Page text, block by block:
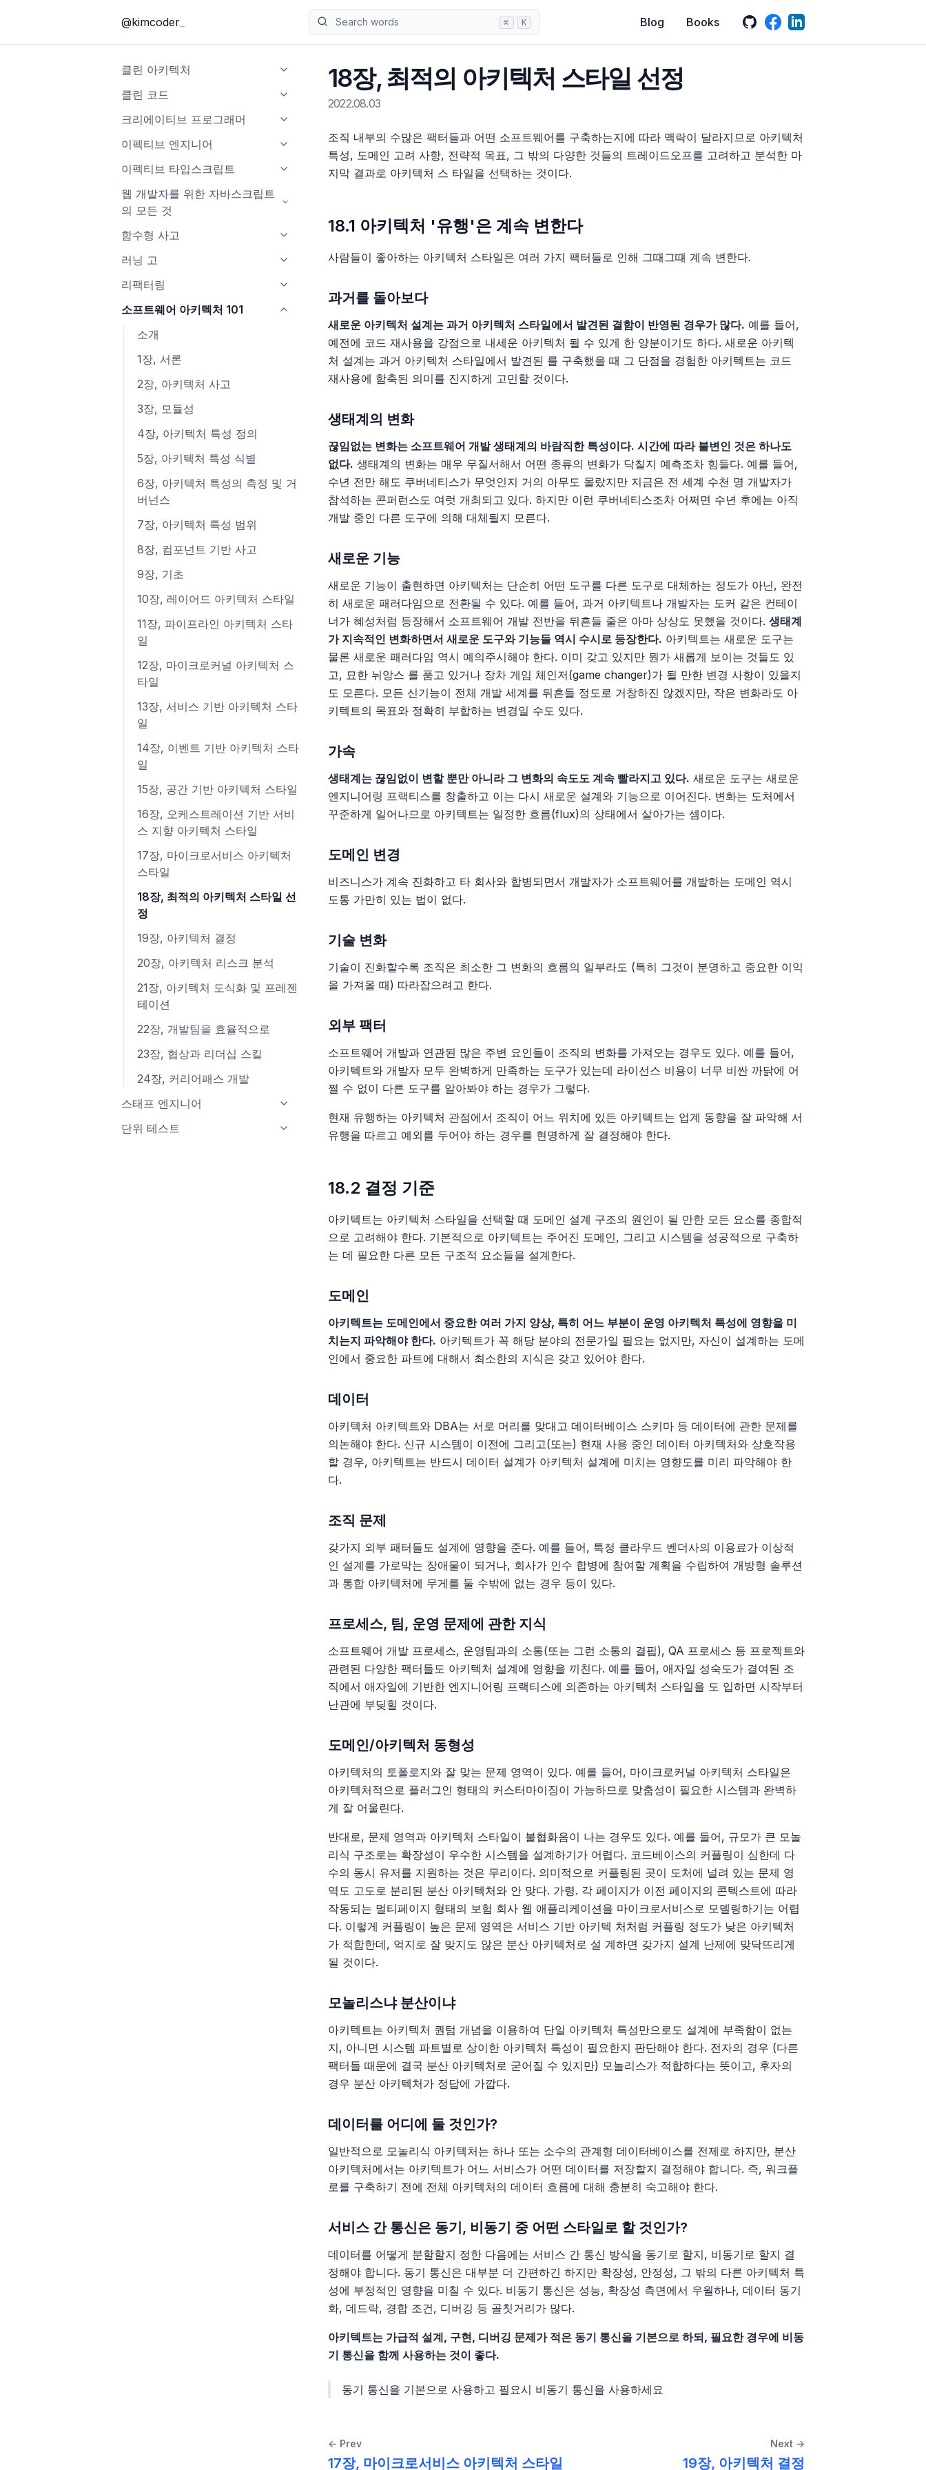
@kimcoder Search words ⌘ K Blog Books GitHubLinkedInFacebook
클린 아키텍처
래밍 패러다임
3부, 설계 원칙
4부, 컴포넌트 원칙
클린 코드
4장, 주석
5장, 형식 맞추기
6장, 객체와 자료 구조
7장, 오류 처리
8장, 경계
9장, 단위테스트
10장, 클래스
11장, 시스템
12장, 창발성
크리에이티브 프로그래머
3장 커뮤니케이션
4장 제약 조건
5장 비판적 사고
6장 호기심
7장 창의적 마인드셋
8장 창의적 기법
이펙티브 엔지니어
2부, 실행, 실행, 실행
3부, 장기적인 가치를 구축하라
이펙티브 타입스크립트
2장 타입스크립트의 타입 시스템
3장 타입 추론
4장 타입 설계
5장 any 다루기
6장 타입 선언과 @types
7장 코드를 작성하고 실행하기
웹 개발자를 위한 자바스크립트
의 모든 것
리고 그 이후의 새로운 장난감
2장 블록 스코프 선언: let과
const
3장 새로운 함수 기능
4장 클래스
5장 새로운 객체 기능
6장 이터러블, 이터레이터, for-
터
7장 디스트럭처링
8장 프라미스
너레이터
10장 템플릿, 태그 함수, 새로운
문자열 함수
11장 새로운 배열 함수, 타입이 있
12장 맵과 세트
13장 모듈
14장 리플렉션-리플렉트과 프록
시
15장 정규 표현식 업데이트
16장 공유 메모리
함수형 사고
2장, 전환
러닝 고
2장 기본 데이터 타입과 선언
10장 Go의 동시성
리팩터링
9장, 데이터 조직화
10장, 조건부 로직 간소화
11장, API 리팩터링
12장, 상속 다루기
소프트웨어 아키텍처 101
소개
1장, 서론
2장, 아키텍처 사고
3장, 모듈성
4장, 아키텍처 특성 정의
5장, 아키텍처 특성 식별
6장, 아키텍처 특성의 측정 및 거
버넌스
7장, 아키텍처 특성 범위
8장, 컴포넌트 기반 사고
9장, 기초
10장, 레이어드 아키텍처 스타일
11장, 파이프라인 아키텍처 스타
일
12장, 마이크로커널 아키텍처 스
타일
13장, 서비스 기반 아키텍처 스타
일
14장, 이벤트 기반 아키텍처 스타
일
15장, 공간 기반 아키텍처 스타일
16장, 오케스트레이션 기반 서비
스 지향 아키텍처 스타일
17장, 마이크로서비스 아키텍처
스타일
18장, 최적의 아키텍처 스타일 선
정
19장, 아키텍처 결정
20장, 아키텍처 리스크 분석
21장, 아키텍처 도식화 및 프레젠
테이션
22장, 개발팀을 효율적으로
23장, 협상과 리더십 스킬
24장, 커리어패스 개발
스태프 엔지니어
단위 테스트
18장, 최적의 아키텍처 스타일 선정
2022.08.03
조직 내부의 수많은 팩터들과 어떤 소프트웨어를 구축하는지에 따라 맥락이 달라지므로 아키텍처
특성, 도메인 고려 사항, 전략적 목표, 그 밖의 다양한 것들의 트레이드오프를 고려하고 분석한 마
지막 결과로 아키텍처 스 타일을 선택하는 것이다.
18.1 아키텍처 '유행'은 계속 변한다
사람들이 좋아하는 아키텍처 스타일은 여러 가지 팩터들로 인해 그때그떄 계속 변한다.
과거를 돌아보다
새로운 아키텍처 설계는 과거 아키텍처 스타일에서 발견된 결함이 반영된 경우가 많다. 예를 들어,
예전에 코드 재사용을 강점으로 내세운 아키텍처 될 수 있게 한 양분이기도 하다. 새로운 아키텍
처 설계는 과거 아키텍처 스타일에서 발견된 를 구축했을 때 그 단점을 경험한 아키텍트는 코드
재사용에 함축된 의미를 진지하게 고민할 것이다.
생태계의 변화
끊임없는 변화는 소프트웨어 개발 생태계의 바람직한 특성이다. 시간에 따라 불변인 것은 하나도
없다. 생태계의 변화는 매우 무질서해서 어떤 종류의 변화가 닥칠지 예측조차 힘들다. 예를 들어,
수년 전만 해도 쿠버네티스가 무엇인지 거의 아무도 몰랐지만 지금은 전 세계 수천 명 개발자가
참석하는 콘퍼런스도 여럿 개최되고 있다. 하지만 이런 쿠버네티스조차 어쩌면 수년 후에는 아직
개발 중인 다른 도구에 의해 대체될지 모른다.
새로운 기능
새로운 기능이 출현하면 아키텍처는 단순히 어떤 도구를 다른 도구로 대체하는 정도가 아닌, 완전
히 새로운 패러다임으로 전환될 수 있다. 예를 들어, 과거 아키텍트나 개발자는 도커 같은 컨테이
너가 혜성처럼 등장해서 소프트웨어 개발 전반을 뒤흔들 줄은 아마 상상도 못했을 것이다. 생태계
가 지속적인 변화하면서 새로운 도구와 기능들 역시 수시로 등장한다. 아키텍트는 새로운 도구는
물론 새로운 패러다임 역시 예의주시해야 한다. 이미 갖고 있지만 뭔가 새롭게 보이는 것들도 있
고, 묘한 뉘앙스 를 품고 있거나 장차 게임 체인저(game changer)가 될 만한 변경 사항이 있을지
도 모른다. 모든 신기능이 전체 개발 세계를 뒤흔들 정도로 거창하진 않겠지만, 작은 변화라도 아
키텍트의 목표와 정확히 부합하는 변경일 수도 있다.
가속
생태계는 끊임없이 변할 뿐만 아니라 그 변화의 속도도 계속 빨라지고 있다. 새로운 도구는 새로운
엔지니어링 프랙티스를 창출하고 이는 다시 새로운 설계와 기능으로 이어진다. 변화는 도처에서
꾸준하게 일어나므로 아키텍트는 일정한 흐름(flux)의 상태에서 살아가는 셈이다.
도메인 변경
비즈니스가 계속 진화하고 타 회사와 합병되면서 개발자가 소프트웨어를 개발하는 도메인 역시
도통 가만히 있는 법이 없다.
기술 변화
기술이 진화할수록 조직은 최소한 그 변화의 흐름의 일부라도 (특히 그것이 분명하고 중요한 이익
을 가져올 때) 따라잡으려고 한다.
외부 팩터
소프트웨어 개발과 연관된 많은 주변 요인들이 조직의 변화를 가져오는 경우도 있다. 예를 들어,
아키텍트와 개발자 모두 완벽하게 만족하는 도구가 있는데 라이선스 비용이 너무 비싼 까닭에 어
쩔 수 없이 다른 도구를 알아봐야 하는 경우가 그렇다.
현재 유행하는 아키텍처 관점에서 조직이 어느 위치에 있든 아키텍트는 업계 동향을 잘 파악해 서
유행을 따르고 예외를 두어야 하는 경우를 현명하게 잘 결정해야 한다.
18.2 결정 기준
아키텍트는 아키텍처 스타일을 선택할 때 도메인 설계 구조의 원인이 될 만한 모든 요소를 종합적
으로 고려해야 한다. 기본적으로 아키텍트는 주어진 도메인, 그리고 시스템을 성공적으로 구축하
는 데 필요한 다른 모든 구조적 요소들을 설계한다.
도메인
아키텍트는 도메인에서 중요한 여러 가지 양상, 특히 어느 부분이 운영 아키텍처 특성에 영향을 미
치는지 파악해야 한다. 아키텍트가 꼭 해당 분야의 전문가일 필요는 없지만, 자신이 설계하는 도메
인에서 중요한 파트에 대해서 최소한의 지식은 갖고 있어야 한다.
데이터
아키텍처 아키텍트와 DBA는 서로 머리를 맞대고 데이터베이스 스키마 등 데이터에 관한 문제를
의논해야 한다. 신규 시스템이 이전에 그리고(또는) 현재 사용 중인 데이터 아키텍처와 상호작용
할 경우, 아키텍트는 반드시 데이터 설계가 아키텍처 설계에 미치는 영향도를 미리 파악해야 한
다.
조직 문제
갖가지 외부 패터들도 설계에 영향을 준다. 예를 들어, 특정 클라우드 벤더사의 이용료가 이상적
인 설계를 가로막는 장애물이 되거나, 회사가 인수 합병에 참여할 계획을 수립하여 개방형 솔루션
과 통합 아키텍처에 무게를 둘 수밖에 없는 경우 등이 있다.
프로세스, 팀, 운영 문제에 관한 지식
소프트웨어 개발 프로세스, 운영팀과의 소통(또는 그런 소통의 결핍), QA 프로세스 등 프로젝트와
관련된 다양한 팩터들도 아키텍처 설계에 영향을 끼친다. 예를 들어, 애자일 성숙도가 결여된 조
직에서 애자일에 기반한 엔지니어링 프랙티스에 의존하는 아키텍처 스타일을 도 입하면 시작부터
난관에 부딪힐 것이다.
도메인/아키텍처 동형성
아키텍처의 토폴로지와 잘 맞는 문제 영역이 있다. 예를 들어, 마이크로커널 아키텍처 스타일은
아키텍처적으로 플러그인 형태의 커스터마이징이 가능하므로 맞춤성이 필요한 시스템과 완벽하
게 잘 어울린다.
반대로, 문제 영역과 아키텍처 스타일이 불협화음이 나는 경우도 있다. 예를 들어, 규모가 큰 모놀
리식 구조로는 확장성이 우수한 시스템을 설계하기가 어렵다. 코드베이스의 커플링이 심한데 다
수의 동시 유저를 지원하는 것은 무리이다. 의미적으로 커플링된 곳이 도처에 널려 있는 문제 영
역도 고도로 분리된 분산 아키텍처와 안 맞다. 가령. 각 페이지가 이전 페이지의 콘텍스트에 따라
작동되는 멀티페이지 형태의 보험 회사 웹 애플리케이션을 마이크로서비스로 모델링하기는 어렵
다. 이렇게 커플링이 높은 문제 영역은 서비스 기반 아키텍 처처럼 커플링 정도가 낮은 아키텍처
가 적합한데, 억지로 잘 맞지도 않은 분산 아키텍처로 설 계하면 갖가지 설계 난제에 맞닥뜨리게
될 것이다.
모놀리스냐 분산이냐
아키텍트는 아키텍처 퀀텀 개념을 이용하여 단일 아키텍처 특성만으로도 설계에 부족함이 없는
지, 아니면 시스템 파트별로 상이한 아키텍처 특성이 필요한지 판단해야 한다. 전자의 경우 (다른
팩터들 때문에 결국 분산 아키텍처로 굳어질 수 있지만) 모놀리스가 적합하다는 뜻이고, 후자의
경우 분산 아키텍처가 정답에 가깝다.
데이터를 어디에 둘 것인가?
일반적으로 모놀리식 아키텍처는 하나 또는 소수의 관계형 데이터베이스를 전제로 하지만, 분산
아키텍처에서는 아키텍트가 어느 서비스가 어떤 데이터를 저장할지 결정해야 합니다. 즉, 워크플
로를 구축하기 전에 전체 아키텍처의 데이터 흐름에 대해 충분히 숙고해야 한다.
서비스 간 통신은 동기, 비동기 중 어떤 스타일로 할 것인가?
데이터를 어떻게 분할할지 정한 다음에는 서비스 간 통신 방식을 동기로 할지, 비동기로 할지 결
정해야 합니다. 동기 통신은 대부분 더 간편하긴 하지만 확장성, 안정성, 그 밖의 다른 아키텍처 특
성에 부정적인 영향을 미칠 수 있다. 비동기 통신은 성능, 확장성 측면에서 우월하나, 데이터 동기
화, 데드락, 경합 조건, 디버깅 등 골칫거리가 많다.
아키텍트는 가급적 설계, 구현, 디버깅 문제가 적은 동기 통신을 기본으로 하되, 필요한 경우에 비동
기 통신을 함께 사용하는 것이 좋다.
동기 통신을 기본으로 사용하고 필요시 비동기 통신을 사용하세요
← Prev
17장, 마이크로서비스 아키텍처 스타일
Next →
19장, 아키텍처 결정